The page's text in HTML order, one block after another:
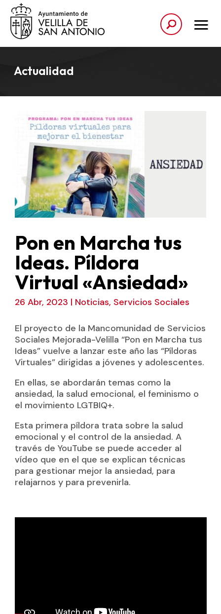
Actualidad
Pon en Marcha tus
Ideas. Píldora
Virtual «Ansiedad»
26 Abr, 2023 | Noticias, Servicios Sociales
El proyecto de la Mancomunidad de Servicios
Sociales Mejorada-Velilla “Pon en Marcha tus
Ideas” vuelve a lanzar este año las “Píldoras
Virtuales” dirigidas a jóvenes y adolescentes.
En ellas, se abordarán temas como la
ansiedad, la salud emocional, el feminismo o
el movimiento LGTBIQ+.
Esta primera píldora trata sobre la salud
emocional y el control de la ansiedad. A
través de YouTube se puede acceder al
vídeo que en el que se explican técnicas
para gestionar mejor la ansiedad, para
relajarnos y para prevenirla.